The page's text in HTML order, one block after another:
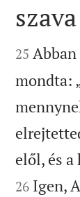

szava

25
mondta:
elől, és
26 Igen,